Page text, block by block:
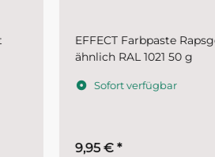
EFFECT Farbpaste
ähnlich RAL 1021 50 g
Sofort verfügbar
9,95 € *